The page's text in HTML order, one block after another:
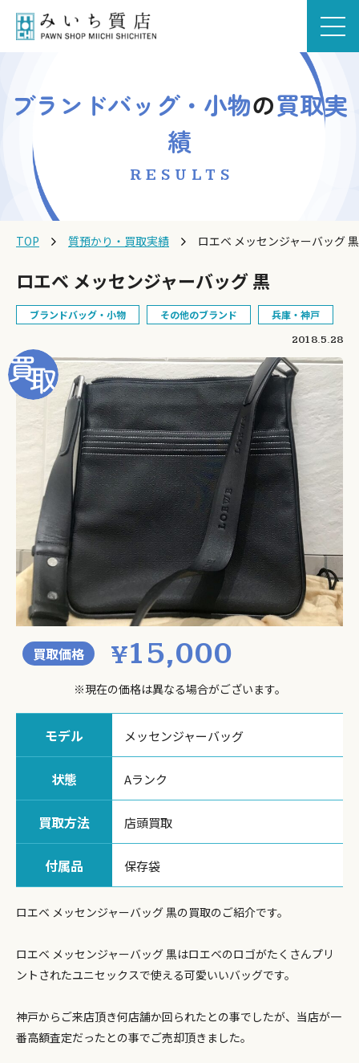
ブランドバッグ・小物の買取実
績
RESULTS
TOP 質預かり・買取実績 ロエベ メッセンジャーバッグ 黒
ロエベ メッセンジャーバッグ 黒
ブランドバッグ・小物 その他のブランド 兵庫・神戸
2018.5.28
買取価格 ¥15,000
※現在の価格は異なる場合がございます。
モデル メッセンジャーバッグ
状態 Aランク
買取方法 店頭買取
付属品 保存袋
ロエベ メッセンジャーバッグ 黒の買取のご紹介です。
ロエベ メッセンジャーバッグ 黒はロエベのロゴがたくさんプリ
ントされたユニセックスで使える可愛いいバッグです。
神戸からご来店頂き何店舗か回られたとの事でしたが、当店が一
番高額査定だったとの事でご売却頂きました。